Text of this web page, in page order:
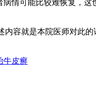
情可能比较难恢复，
内容就是本院医师对此
牛皮癣